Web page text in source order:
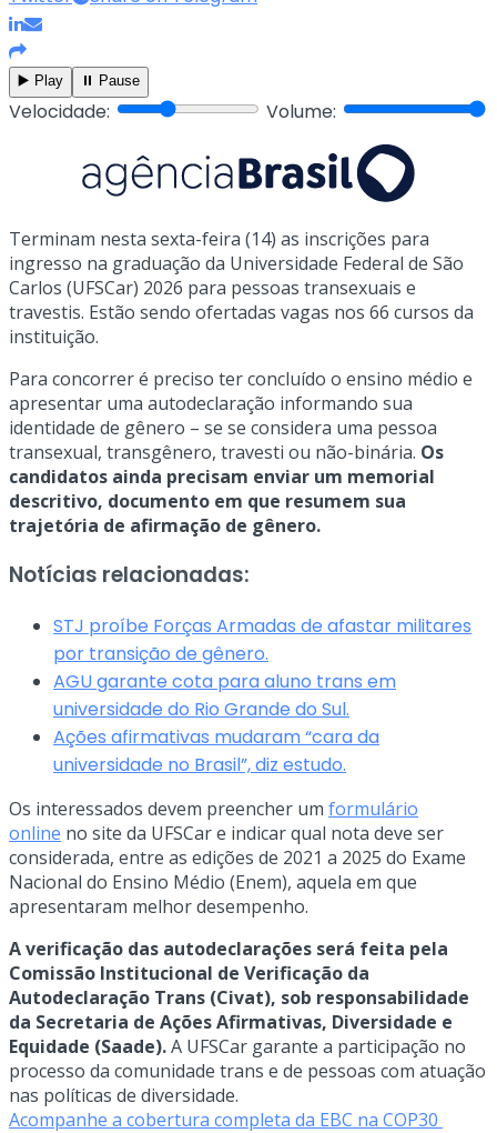
▶️ Play ⏸️ Pause
Velocidade: Volume:
Terminam nesta sexta-feira (14) as inscrições para
ingresso na graduação da Universidade Federal de São
Carlos (UFSCar) 2026 para pessoas transexuais e
travestis. Estão sendo ofertadas vagas nos 66 cursos da
instituição.
Para concorrer é preciso ter concluído o ensino médio e
apresentar uma autodeclaração informando sua
identidade de gênero – se se considera uma pessoa
transexual, transgênero, travesti ou não-binária. Os
candidatos ainda precisam enviar um memorial
descritivo, documento em que resumem sua
trajetória de afirmação de gênero.
Notícias relacionadas:
STJ proíbe Forças Armadas de afastar militares
por transição de gênero.
AGU garante cota para aluno trans em
universidade do Rio Grande do Sul.
Ações afirmativas mudaram “cara da
universidade no Brasil”, diz estudo.
Os interessados devem preencher um formulário
online no site da UFSCar e indicar qual nota deve ser
considerada, entre as edições de 2021 a 2025 do Exame
Nacional do Ensino Médio (Enem), aquela em que
apresentaram melhor desempenho.
A verificação das autodeclarações será feita pela
Comissão Institucional de Verificação da
Autodeclaração Trans (Civat), sob responsabilidade
da Secretaria de Ações Afirmativas, Diversidade e
Equidade (Saade).A UFSCar garante a participação no
processo da comunidade trans e de pessoas com atuação
nas políticas de diversidade.
Acompanhe a cobertura completa da EBC na COP30